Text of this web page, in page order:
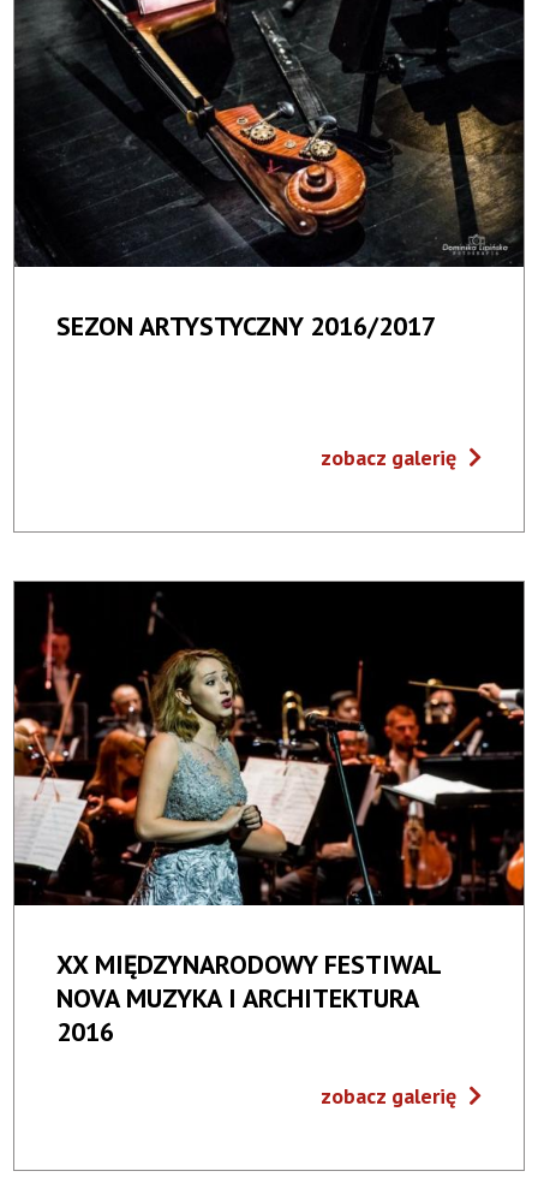
SEZON ARTYSTYCZNY 2016/2017
zobacz galerię
XX MIĘDZYNARODOWY FESTIWAL
NOVA MUZYKA I ARCHITEKTURA
2016
zobacz galerię